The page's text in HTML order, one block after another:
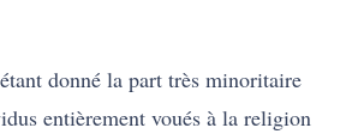
donné la part très minoritaire
entièrement voués à la religion